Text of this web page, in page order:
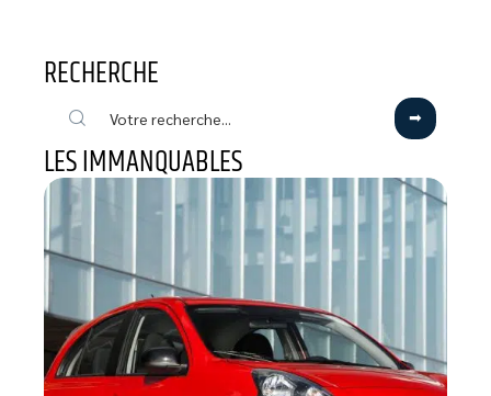
RECHERCHE
LES IMMANQUABLES